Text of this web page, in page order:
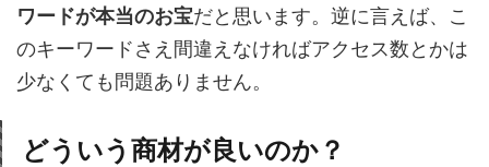
ワードが本当のお宝だと思います。逆に言えば、こ
のキーワードさえ間違えなければアクセス数とかは
少なくても問題ありません。
どういう商材が良いのか？